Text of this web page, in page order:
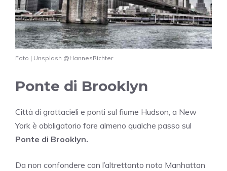
Foto | Unsplash @HannesRichter
Ponte di Brooklyn
Città di grattacieli e ponti sul fiume Hudson, a New
York è obbligatorio fare almeno qualche passo sul
Ponte di Brooklyn.
Da non confondere con l’altrettanto noto Manhattan